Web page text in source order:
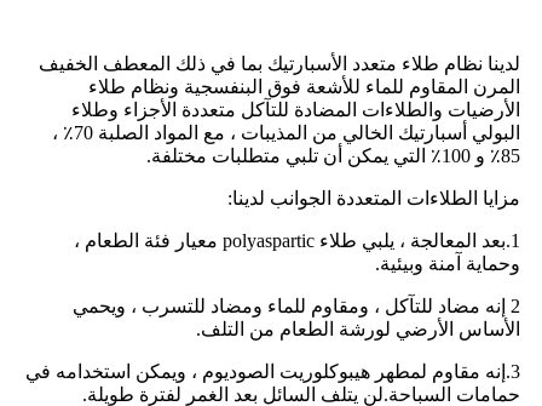
لدينا نظام طلاء متعدد الأسبارتيك بما في ذلك المعطف الخفيف
المرن المقاوم للماء للأشعة فوق البنفسجية ونظام طلاء
الأرضيات والطلاءات المضادة للتآكل متعددة الأجزاء وطلاء
البولي أسبارتيك الخالي من المذيبات ، مع المواد الصلبة 70٪ ،
85٪ و 100٪ التي يمكن أن تلبي متطلبات مختلفة.
مزايا الطلاءات المتعددة الجوانب لدينا:
1.بعد المعالجة ، يلبي طلاء polyaspartic معيار فئة الطعام ،
وحماية آمنة وبيئية.
2 إنه مضاد للتآكل ، ومقاوم للماء ومضاد للتسرب ، ويحمي
الأساس الأرضي لورشة الطعام من التلف.
3.إنه مقاوم لمطهر هيبوكلوريت الصوديوم ، ويمكن استخدامه في
حمامات السباحة.لن يتلف السائل بعد الغمر لفترة طويلة.